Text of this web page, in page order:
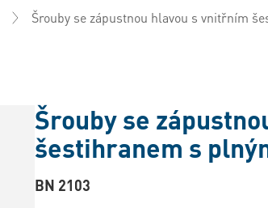
Šrouby se zápustnou hlavou s vnitřním
Šrouby se
šestihranem s
BN 2103